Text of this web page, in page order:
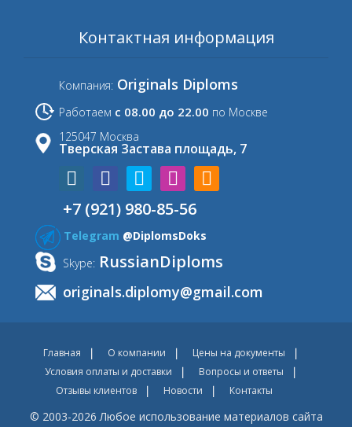
Контактная информация
Компания: Originals Diploms
Работаем с 08.00 до 22.00 по Москве
125047 Москва
Тверская Застава площадь, 7
+7 (921) 980-85-56
Telegram @DiplomsDoks
Skype: RussianDiploms
originals.diplomy@gmail.com
Главная О компании
Цены на документы
Условия оплаты и доставки
Вопросы и ответы
Отзывы клиентов
Новости Контакты
© 2003-2026 Любое использование материалов сайта